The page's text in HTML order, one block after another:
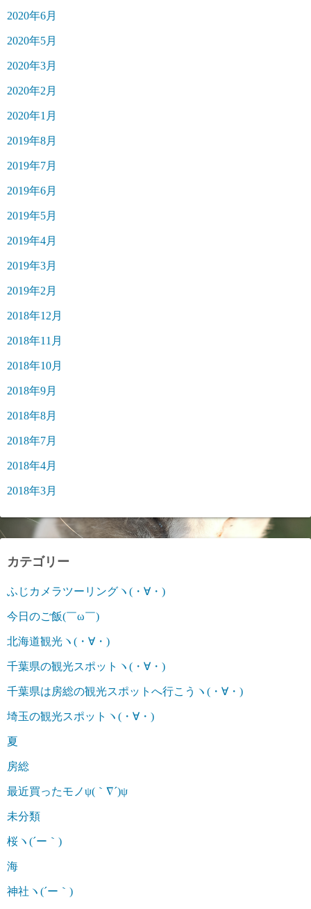
2020年6月
2020年5月
2020年3月
2020年2月
2020年1月
2019年8月
2019年7月
2019年6月
2019年5月
2019年4月
2019年3月
2019年2月
2018年12月
2018年11月
2018年10月
2018年9月
2018年8月
2018年7月
2018年4月
2018年3月
カテゴリー
ふじカメラツーリングヽ(・∀・)
今日のご飯(￣ω￣)
北海道観光ヽ(・∀・)
千葉県の観光スポットヽ(・∀・)
千葉県は房総の観光スポットへ行こうヽ(・∀・)
埼玉の観光スポットヽ(・∀・)
夏
房総
最近買ったモノψ(｀∇´)ψ
未分類
桜ヽ(´ー｀)
海
神社ヽ(´ー｀)